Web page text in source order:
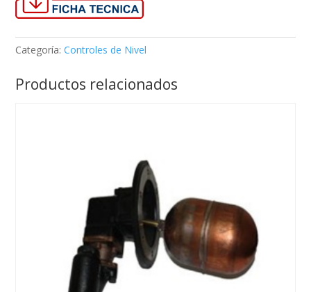
Categoría:Controles de Nivel
Productos relacionados